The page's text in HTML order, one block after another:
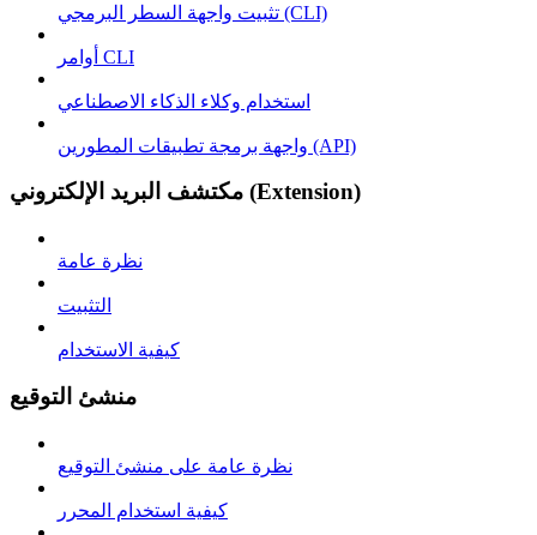
تثبيت واجهة السطر البرمجي (CLI)
أوامر CLI
استخدام وكلاء الذكاء الاصطناعي
واجهة برمجة تطبيقات المطورين (API)
مكتشف البريد الإلكتروني (Extension)
نظرة عامة
التثبيت
كيفية الاستخدام
منشئ التوقيع
نظرة عامة على منشئ التوقيع
كيفية استخدام المحرر